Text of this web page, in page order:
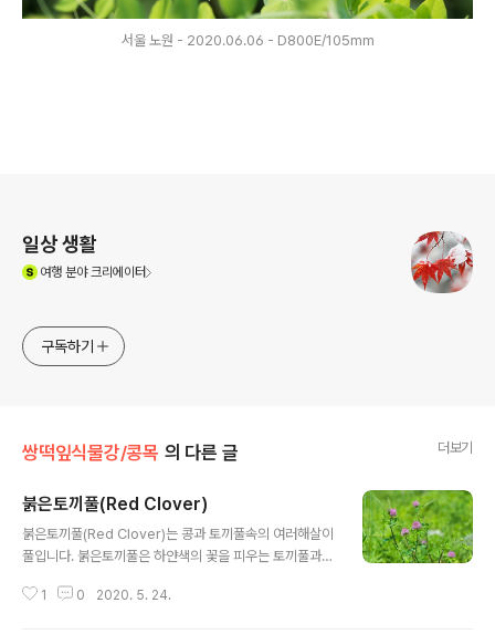
서울 노원 - 2020.06.06 - D800E/105mm
일상 생활
여행분야 크리에이터
구독하기
쌍떡잎식물강/콩목 의 다른 글 더보기
붉은토끼풀(Red Clover)
붉은토끼풀(Red Clover)는 콩과 토끼풀속의 여러해살이
풀입니다. 붉은토끼풀은 하얀색의 꽃을 피우는 토끼풀과
이고 줄기나 잎에 잔털이 있습니다. 토끼풀은 땅바닥에 딱
1 0 2020. 5. 24.